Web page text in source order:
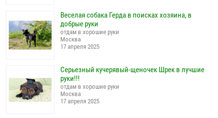
Веселая собака Герда в поисках хозяина, в
добрые руки
отдам в хорошие руки
Москва
17 апреля 2025
Серьезный кучерявый-щеночек Шрек в лучшие
руки!!!
отдам в хорошие руки
Москва
17 апреля 2025